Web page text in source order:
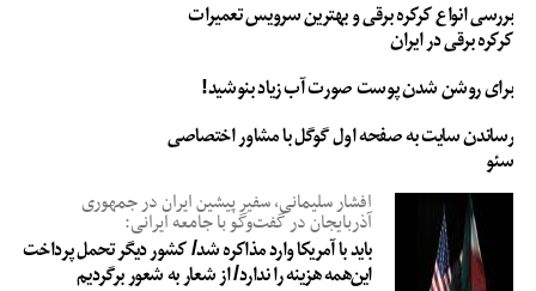
بررسی انواع کرکره برقی و بهترین سرویس تعمیرات
کرکره برقی در ایران
برای روشن شدن پوست صورت آب زیاد بنوشید!
رساندن سایت به صفحه اول گوگل با مشاور اختصاصی
سئو
افشار سلیمانی، سفیر پیشین ایران در جمهوری
آذربایجان در گفت‌وگو با جامعه ایرانی:
باید با آمریکا وارد مذاکره شد/ کشور دیگر تحمل پرداخت
این‌همه هزینه را ندارد/ از شعار به شعور برگردیم